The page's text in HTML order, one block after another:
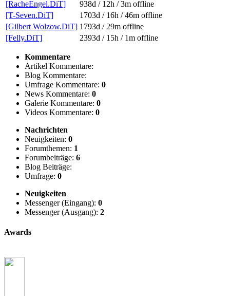
[RacheEngel.DiT]
938d / 12h / 3m offline
[T-Seven.DiT]
1703d / 16h / 46m offline
[Gilbert Wolzow.DiT] 1793d / 29m offline
[Felly.DiT]
2393d / 15h / 1m offline
Kommentare
Artikel Kommentare:
Blog Kommentare:
Umfrage Kommentare: 0
News Kommentare: 0
Galerie Kommentare: 0
Videos Kommentare: 0
Nachrichten
Neuigkeiten: 0
Forumthemen: 1
Forumbeiträge: 6
Blog Beiträge:
Umfrage: 0
Neuigkeiten
Messenger (Eingang): 0
Messenger (Ausgang): 2
Awards